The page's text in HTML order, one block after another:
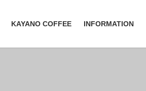
KAYANO COFFEE INFORMATION